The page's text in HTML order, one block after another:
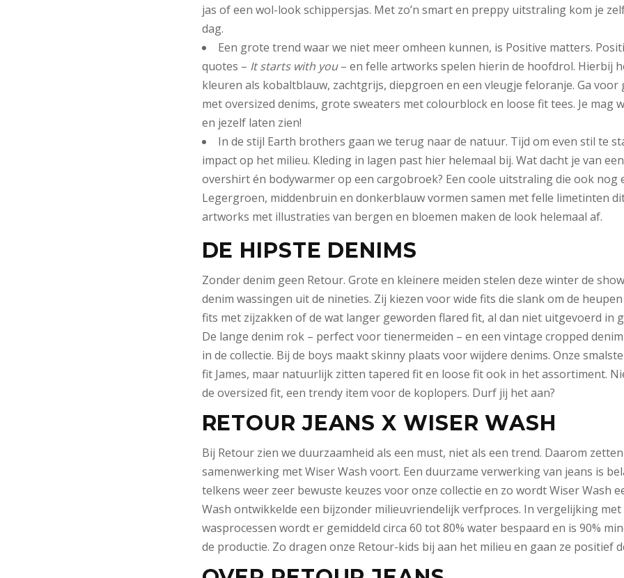
jas of een wol-look schippersjas. Met zo’n smart en preppy uitstraling kom je
dag.
Een grote trend waar we niet meer omheen kunnen, is Positive matters.
quotes – It starts with you– en felle artworks spelen hierin de hoofdrol. Hierbij
kleuren als kobaltblauw, zachtgrijs, diepgroen en een vleugje feloranje. Ga
met oversized denims, grote sweaters met colourblock en loose fit tees. Je mag
en jezelf laten zien!
In de stijl Earth brothers gaan we terug naar de natuur. Tijd om even stil te
impact op het milieu. Kleding in lagen past hier helemaal bij. Wat dacht je van
overshirt én bodywarmer op een cargobroek? Een coole uitstraling die ook nog
Legergroen, middenbruin en donkerblauw vormen samen met felle limetinten
artworks met illustraties van bergen en bloemen maken de look helemaal af.
DE HIPSTE DENIMS
Zonder denim geen Retour. Grote en kleinere meiden stelen deze winter de
denim wassingen uit de nineties. Zij kiezen voor wide fits die slank om de
fits met zijzakken of de wat langer geworden flared fit, al dan niet uitgevoerd in
De lange denim rok – perfect voor tienermeiden – en een vintage cropped
in de collectie. Bij de boys maakt skinny plaats voor wijdere denims. Onze
fit James, maar natuurlijk zitten tapered fit en loose fit ook in het assortiment.
de oversized fit, een trendy item voor de koplopers. Durf jij het aan?
RETOUR JEANS X WISER WASH
Bij Retour zien we duurzaamheid als een must, niet als een trend. Daarom
samenwerking met Wiser Wash voort. Een duurzame verwerking van jeans is
telkens weer zeer bewuste keuzes voor onze collectie en zo wordt Wiser Wash
Wash ontwikkelde een bijzonder milieuvriendelijk verfproces. In vergelijking
wasprocessen wordt er gemiddeld circa 60 tot 80% water bespaard en is 90%
de productie. Zo dragen onze Retour-kids bij aan het milieu en gaan ze positief